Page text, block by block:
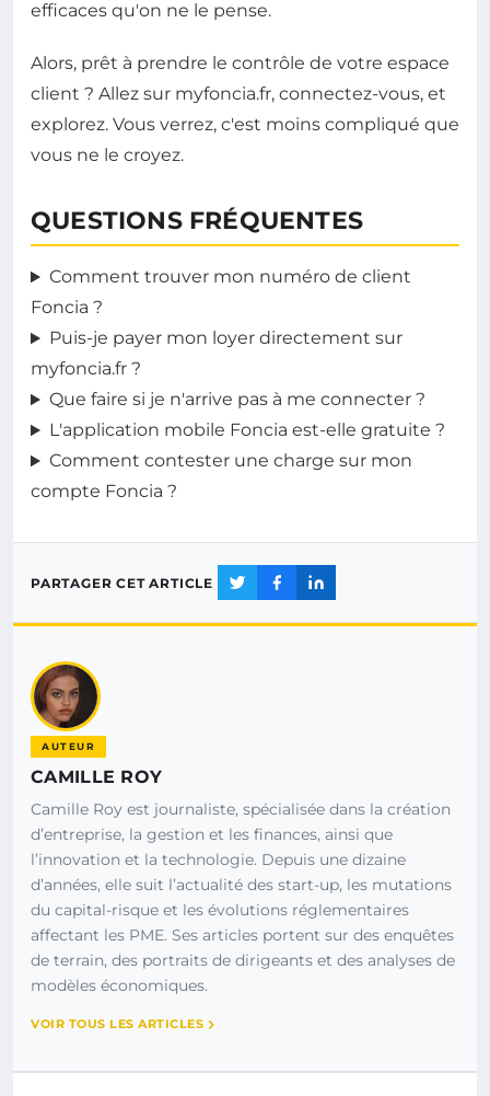
efficaces qu'on ne le pense.
Alors, prêt à prendre le contrôle de votre espace
client ? Allez sur myfoncia.fr, connectez-vous, et
explorez. Vous verrez, c'est moins compliqué que
vous ne le croyez.
QUESTIONS FRÉQUENTES
Comment trouver mon numéro de client
Foncia ?
Puis-je payer mon loyer directement sur
myfoncia.fr ?
Que faire si je n'arrive pas à me connecter ?
L'application mobile Foncia est-elle gratuite ?
Comment contester une charge sur mon
compte Foncia ?
PARTAGER CET ARTICLE
AUTEUR
CAMILLE ROY
Camille Roy est journaliste, spécialisée dans la création
d’entreprise, la gestion et les finances, ainsi que
l’innovation et la technologie. Depuis une dizaine
d’années, elle suit l’actualité des start-up, les mutations
du capital-risque et les évolutions réglementaires
affectant les PME. Ses articles portent sur des enquêtes
de terrain, des portraits de dirigeants et des analyses de
modèles économiques.
VOIR TOUS LES ARTICLES